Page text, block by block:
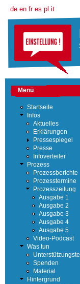
de en fr es pl it
Menü
Startseite
Infos
Aktuelles
Erklärungen
Pressespiegel
Presse
Infoverteiler
Prozess
Prozessberichte
Prozesstermine
Prozesszeitung
Ausgabe 1
Ausgabe 2
Ausgabe 3
Ausgabe 4
Ausgabe 5
Video-Podcast
Was tun
Spenden
Material
Hintergrund